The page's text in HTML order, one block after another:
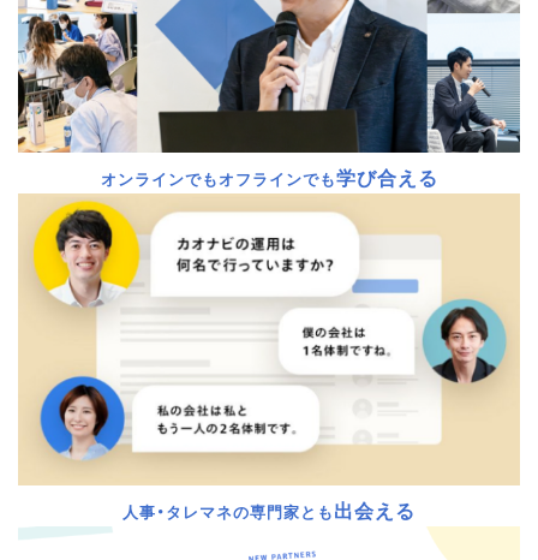
オンラインでもオフラインでも学び合える
人事・タレマネの専門家とも出会える